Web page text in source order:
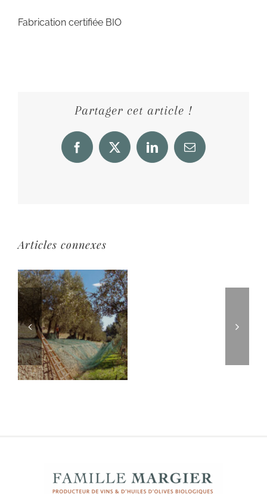
Fabrication certifiée BIO
Partager cet article !
Facebook
X LinkedInEmail
Articles connexes